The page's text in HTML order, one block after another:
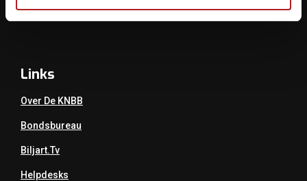
Mail:info@knbb.nl
Links
Over De KNBB
Bondsbureau
Biljart.tv
Helpdesks